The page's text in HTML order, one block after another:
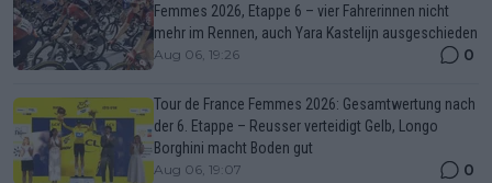
Femmes 2026, Etappe 6 – vier Fahrerinnen nicht
mehr im Rennen, auch Yara Kastelijn ausgeschieden
Aug 06, 19:26 0
Tour de France Femmes 2026: Gesamtwertung nach
der 6. Etappe – Reusser verteidigt Gelb, Longo
Borghini macht Boden gut
Aug 06, 19:07 0